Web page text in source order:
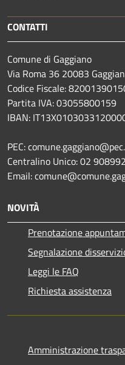
CONTATTI
Comune di Gaggiano
Via Roma 36 20083
Codice Fiscale:
Partita IVA: 03055800159
IBAN:
PEC:
Centralino Unico: 02
Email:
NOVITÀ
Prenotazione
Segnalazione
Leggi le FAQ
Richiesta assistenza
Amministrazione